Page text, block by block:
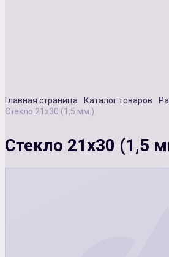
Главная страница Каталог товаров
Стекло 21х30 (1,5 мм.)
Стекло 21х30 (1,5